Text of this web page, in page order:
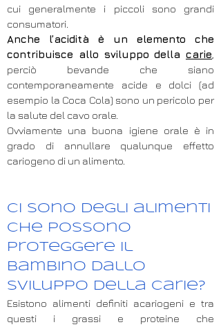
cui generalmente i piccoli sono grandi
consumatori.
Anche l’acidità è un elemento che
contribuisce allo sviluppo della carie
perciò bevande che siano
contemporaneamente acide e dolci (ad
esempio la Coca Cola) sono un pericolo per
la salute del cavo orale.
Ovviamente una buona igiene orale è in
grado di annullare qualunque effetto
cariogeno di un alimento.
Ci sono degli alimenti
che possono
proteggere il
bambino dallo
sviluppo della carie?
Esistono alimenti definiti acariogeni e tra
questi i grassi e proteine che